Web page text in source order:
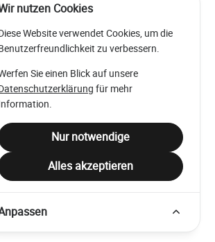
communale
de
Wird
geladen
communale
de
nutzen Cookies
Website verwendet Cookies, um die
zu verbessern.
Sie einen Blick auf unsere
für mehr
Nur notwendige
Alles akzeptieren